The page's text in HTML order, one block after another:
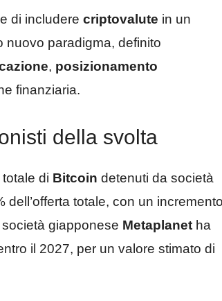
di includere criptovalute in un
nuovo paradigma, definito
, posizionamento
finanziaria.
della svolta
totale di Bitcoin detenuti da società
totale, con un incremento
giapponese Metaplanet ha
il 2027, per un valore stimato di